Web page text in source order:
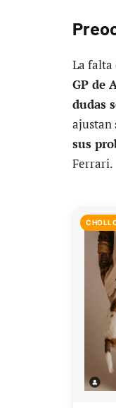
La falta
GP de
dudas
ajustan
sus
Ferrari.